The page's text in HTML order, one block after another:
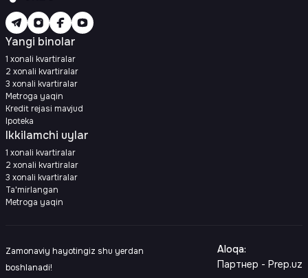
Yangi binolar
1 xonali kvartiralar
2 xonali kvartiralar
3 xonali kvartiralar
Metroga yaqin
Kredit rejasi mavjud
Ipoteka
Ikkilamchi uylar
1 xonali kvartiralar
2 xonali kvartiralar
3 xonali kvartiralar
Ta'mirlangan
Metroga yaqin
Zamonaviy hayotingiz shu yerdan
boshlanadi!
Aloqa:
Партнер - Prep.uz